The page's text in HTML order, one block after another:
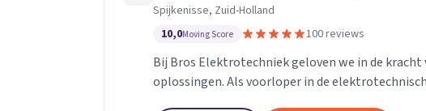
Spijkenisse, Zuid-Holland
10,0Moving Score 100 reviews
Bij Bros Elektrotechniek geloven we in de
oplossingen. Als voorloper in de